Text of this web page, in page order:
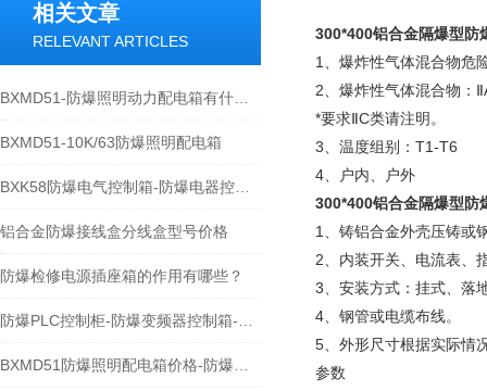
相关文章
RELEVANT ARTICLES
BXMD51-10K/63防爆照明配电箱
铝合金防爆接线盒分线盒型号价格
防爆检修电源插座箱的作用有哪些？
300*400铝合金隔爆型防
1、爆炸性气体混合物危
2、爆炸性气体混合物：
*要求ⅡC类请注明。
3、温度组别：T1-T6
4、户内、户外
300*400铝合金隔爆型防
1、铸铝合金外壳压铸或
2、内装开关、电流表、
3、安装方式：挂式、落
4、钢管或电缆布线。
5、外形尺寸根据实际情
参数